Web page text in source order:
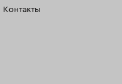
Контакты